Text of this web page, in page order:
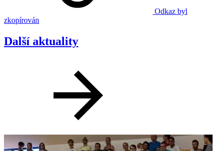
Odkaz byl
zkopírován
Další aktuality